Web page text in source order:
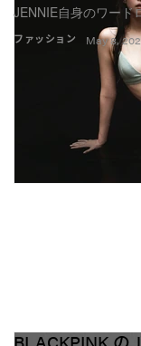
ファッション
JENNIE自身のワード
May 8,